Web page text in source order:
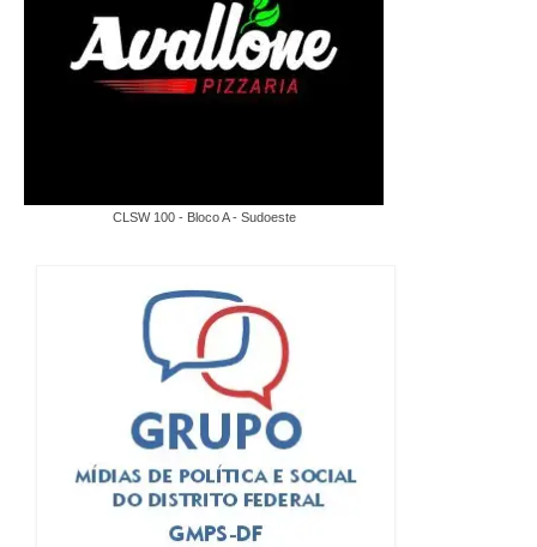
CLSW 100 - Bloco A - Sudoeste